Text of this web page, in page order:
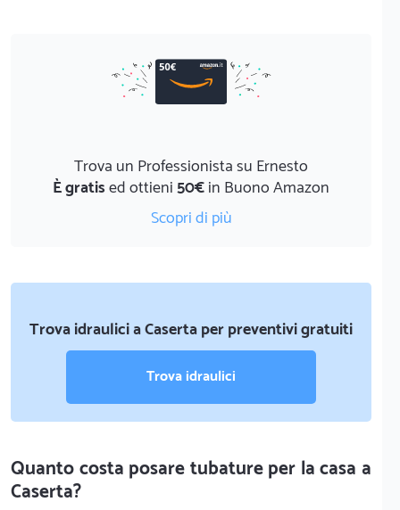
Trova un Professionista su Ernesto
È gratised ottieni50€in Buono Amazon
Scopri di più
Trova idraulici a Caserta per preventivi gratuiti
Trova idraulici
Quanto costa posare tubature per la casa a
Caserta?